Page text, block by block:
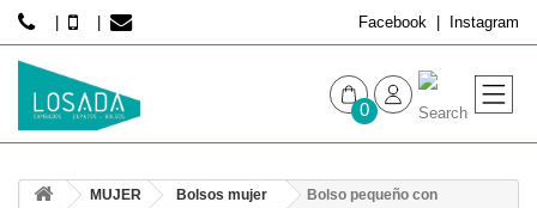
Facebook Instagram
0
MUJER Bolsos mujer
Bolso pequeño con